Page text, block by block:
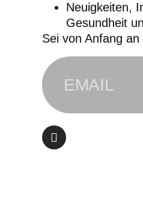
Neuigkeiten,
Gesundheit
Sei von Anfang